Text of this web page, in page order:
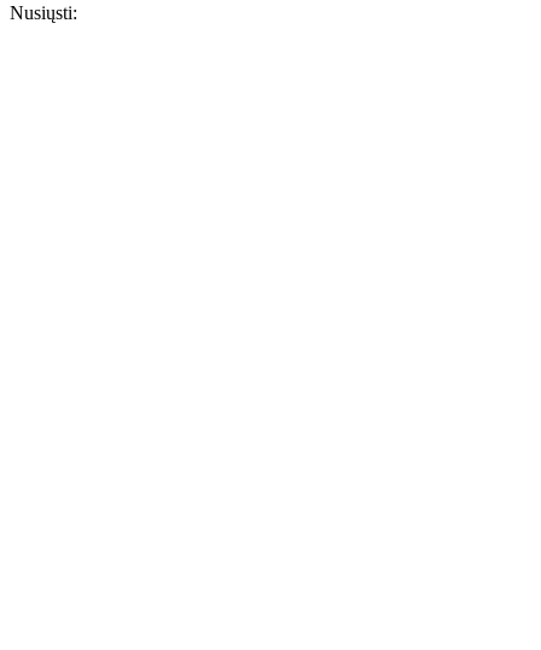
Nusiųsti: